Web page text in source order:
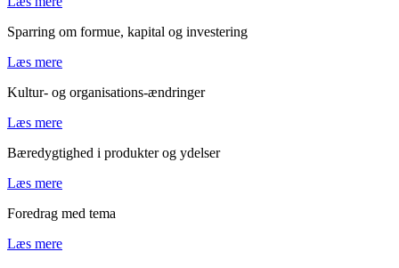
Sparring om formue, kapital og investering
Læs mere
Kultur- og organisations-ændringer
Læs mere
Bæredygtighed i produkter og ydelser
Læs mere
Foredrag med tema
Læs mere